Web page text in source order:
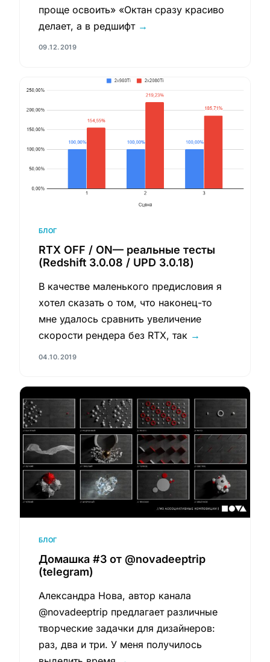
проще освоить» «Октан сразу красиво
делает, а в редшифт →
09.12.2019
БЛОГ
RTX OFF / ON— реальные тесты
(Redshift 3.0.08 / UPD 3.0.18)
В качестве маленького предисловия я
хотел сказать о том, что наконец-то
мне удалось сравнить увеличение
скорости рендера без RTX, так →
04.10.2019
БЛОГ
Домашка #3 от @novadeeptrip
(telegram)
Александра Нова, автор канала
@novadeeptrip предлагает различные
творческие задачки для дизайнеров:
раз, два и три. У меня получилось